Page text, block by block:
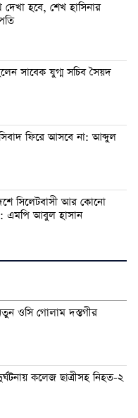
হবে, শেখ হাসিনার
সাবেক যুগ্ম সচিব সৈয়দ
ফিরে আসবে না: আব্দুল
সিলেটবাসী আর কোনো
এমপি আবুল হাসান
ওসি গোলাম দস্তগীর
কলেজ ছাত্রীসহ নিহত-২